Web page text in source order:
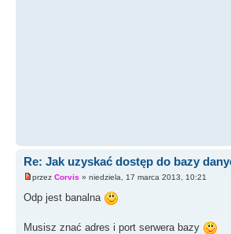
Re: Jak uzyskać dostęp do bazy
przez Corvis » niedziela, 17 marca 2013, 10:21
Odp jest banalna
Musisz znać adres i port serwera bazy